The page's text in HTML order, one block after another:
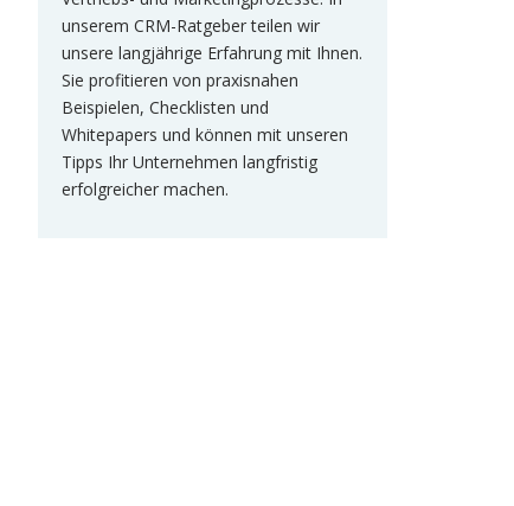
unserem CRM-Ratgeber teilen wir
unsere langjährige Erfahrung mit Ihnen.
Sie profitieren von praxisnahen
Beispielen, Checklisten und
Whitepapers und können mit unseren
Tipps Ihr Unternehmen langfristig
erfolgreicher machen.